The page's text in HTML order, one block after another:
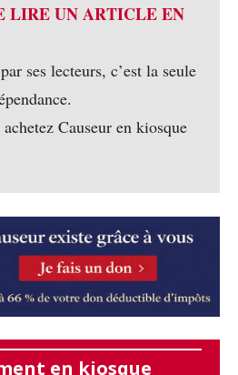
LIRE UN ARTICLE EN
ses lecteurs, c’est la seule
Causeur en kiosque
en kiosque